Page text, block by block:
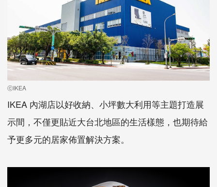
ⓒIKEA
IKEA 內湖店以好收納、小坪數大利用等主題打造展
示間，不僅更貼近大台北地區的生活樣態，也期待給
予更多元的居家佈置解決方案。